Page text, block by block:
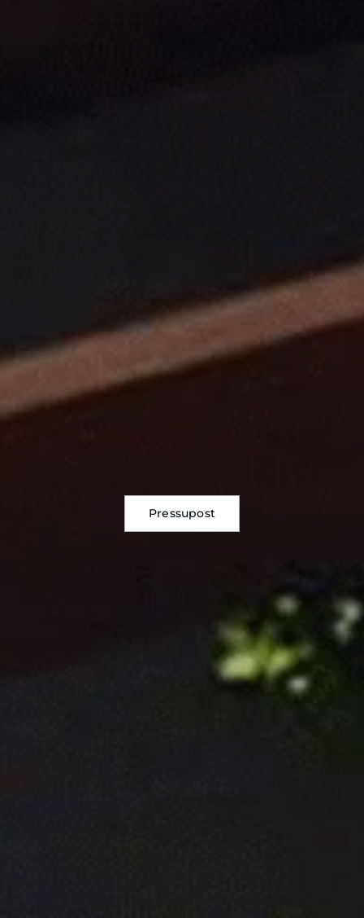
Pressupost